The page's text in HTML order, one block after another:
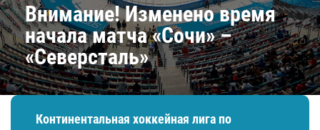
Внимание! ​Изменено время
начала матча «Сочи» –
«Северсталь»
Континентальная хоккейная лига по